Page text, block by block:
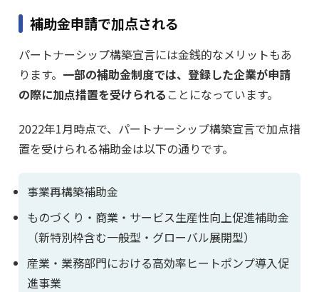
補助金申請で加点される
パートナーシップ構築宣言には金銭的なメリットもあ
ります。 一部の補助金制度では、登録した企業が申請
の際に加点措置を受けられる ことになっています。
2022年1月時点で、パートナーシップ構築宣言で加点措
置を受けられる補助金は以下の通りです。
事業再構築補助金
ものづくり・商業・サービス生産性向上促進補助金
（新特別枠含む一般型・グローバル展開型）
産業・業務部門における高効率ヒートポンプ導入促
進事業